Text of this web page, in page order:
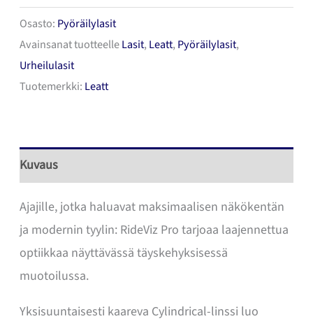
RideViz
Pro
Black
Osasto: Pyöräilylasit
Avainsanat tuotteelleLasit, Leatt, Pyöräilylasit,
Urheilulasit
Tuotemerkki: Leatt
Kuvaus
Ajajille, jotka haluavat maksimaalisen näkökentän
ja modernin tyylin: RideViz Pro tarjoaa laajennettua
optiikkaa näyttävässä täyskehyksisessä
muotoilussa.
Yksisuuntaisesti kaareva Cylindrical-linssi luo